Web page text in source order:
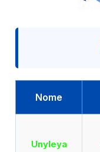
Nome
Unyleya